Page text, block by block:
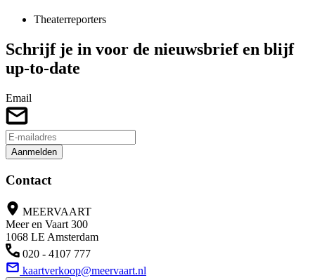
Theaterreporters
Schrijf je in voor de nieuwsbrief en blijf
up-to-date
Email
Aanmelden
Contact
MEERVAART
Meer en Vaart 300
1068 LE Amsterdam
020 - 4107 777
kaartverkoop@meervaart.nl